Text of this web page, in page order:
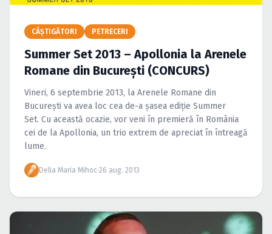
Caută în site...
CÂŞTIGĂTORI PETRECERI
Summer Set 2013 – Apollonia la Arenele
Romane din Bucureşti (CONCURS)
Vineri, 6 septembrie 2013, la Arenele Romane din
Bucureşti va avea loc cea de-a şasea ediţie Summer
Set. Cu această ocazie, vor veni în premieră în România
cei de la Apollonia, un trio extrem de apreciat în întreagă
lume.
Delia Maria Mihoc·26 aug. 2013